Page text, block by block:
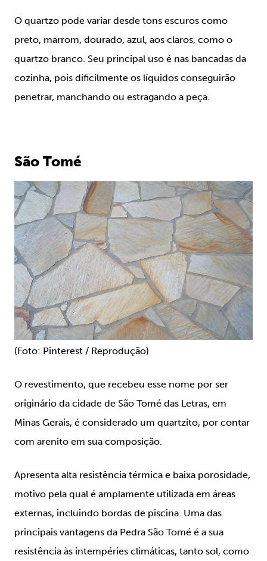
O quartzo pode variar desde tons escuros como
preto, marrom, dourado, azul, aos claros, como o
quartzo branco. Seu principal uso é nas bancadas da
cozinha, pois dificilmente os líquidos conseguirão
penetrar, manchando ou estragando a peça.
São Tomé
(Foto: Pinterest / Reprodução)
O revestimento, que recebeu esse nome por ser
originário da cidade de São Tomé das Letras, em
Minas Gerais, é considerado um quartzito, por contar
com arenito em sua composição.
Apresenta alta resistência térmica e baixa porosidade,
motivo pela qual é amplamente utilizada em áreas
externas, incluindo bordas de piscina. Uma das
principais vantagens da Pedra São Tomé é a sua
resistência às intempéries climáticas, tanto sol, como